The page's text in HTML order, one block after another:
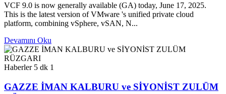
VCF 9.0 is now generally available (GA) today, June 17, 2025.
This is the latest version of VMware 's unified private cloud
platform, combining vSphere, vSAN, N...
Devamını Oku
Haberler 5 dk 1
GAZZE İMAN KALBURU ve SİYONİST ZULÜM